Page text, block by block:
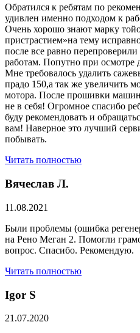
Обратился к ребятам по
удивлен именно подходом к
Очень хорошо знают марку
пристрастием»на тему
после все равно
работам. Попутно при осмотре
Мне требовалось удалить
прадо 150,а так же увеличить
мотора. После прошивки
не в себя! Огромное спасибо
буду рекомендовать и
вам! Наверное это лучший
побывать.
Читать полностью
Вячеслав Л.
11.08.2021
Были проблемы (ошибка
на Рено Меган 2. Помогли
вопрос. Спасибо. Рекомендую.
Читать полностью
​Igor S
21.07.2020